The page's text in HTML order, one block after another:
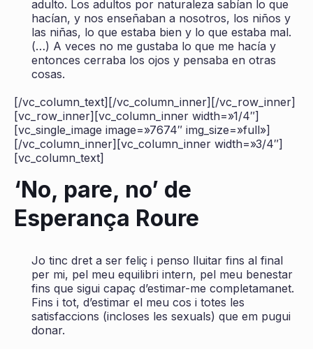
adulto. Los adultos por naturaleza sabían lo que
hacían, y nos enseñaban a nosotros, los niños y
las niñas, lo que estaba bien y lo que estaba mal.
(…) A veces no me gustaba lo que me hacía y
entonces cerraba los ojos y pensaba en otras
cosas.
[/vc_column_text][/vc_column_inner][/vc_row_inner]
[vc_row_inner][vc_column_inner width=»1/4″]
[vc_single_image image=»7674″ img_size=»full»]
[/vc_column_inner][vc_column_inner width=»3/4″]
[vc_column_text]
‘No, pare, no’ de
Esperança Roure
Jo tinc dret a ser feliç i penso lluitar fins al final
per mi, pel meu equilibri intern, pel meu benestar
fins que sigui capaç d’estimar-me completamanet.
Fins i tot, d’estimar el meu cos i totes les
satisfaccions (incloses les sexuals) que em pugui
donar.